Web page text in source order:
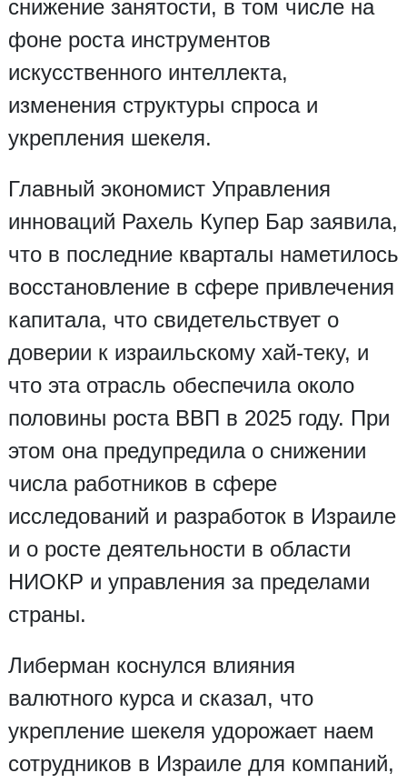
снижение занятости, в том числе на
фоне роста инструментов
искусственного интеллекта,
изменения структуры спроса и
укрепления шекеля.
Главный экономист Управления
инноваций Рахель Купер Бар заявила,
что в последние кварталы наметилось
восстановление в сфере привлечения
капитала, что свидетельствует о
доверии к израильскому хай-теку, и
что эта отрасль обеспечила около
половины роста ВВП в 2025 году. При
этом она предупредила о снижении
числа работников в сфере
исследований и разработок в Израиле
и о росте деятельности в области
НИОКР и управления за пределами
страны.
Либерман коснулся влияния
валютного курса и сказал, что
укрепление шекеля удорожает наем
сотрудников в Израиле для компаний,